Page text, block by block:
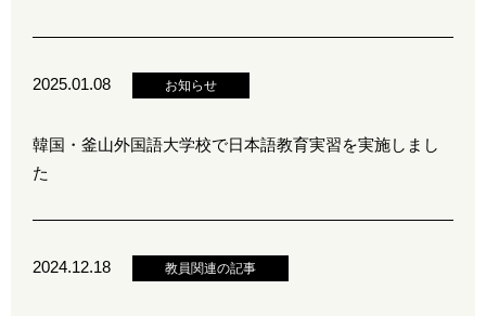
2025.01.08 お知らせ
韓国・釜山外国語大学校で日本語教育実習を実施しまし
た
2024.12.18 教員関連の記事